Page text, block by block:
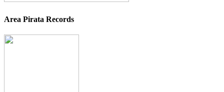
Area Pirata Records